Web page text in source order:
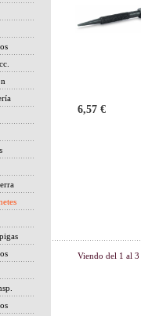
6,57 €
Viendo del 1 al 3